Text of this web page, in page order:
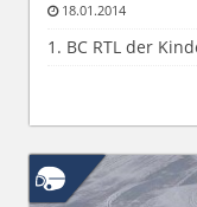
18.01.2014
1. BC RTL der